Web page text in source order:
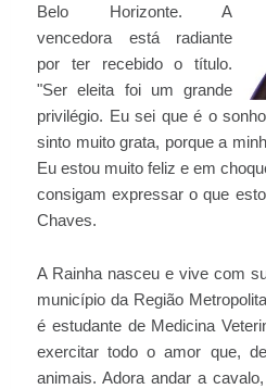
Belo Horizonte. A
vencedora está radiante
por ter recebido o título.
"Ser eleita foi um grande
privilégio. Eu sei que é o
sinto muito grata, porque a
Eu estou muito feliz e em
consigam expressar o que
Chaves.
A Rainha nasceu e vive com
município da Região
é estudante de Medicina
exercitar todo o amor que,
animais. Adora andar a